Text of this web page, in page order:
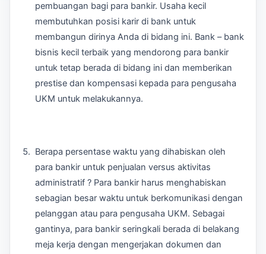
pembuangan bagi para bankir. Usaha kecil
membutuhkan posisi karir di bank untuk
membangun dirinya Anda di bidang ini. Bank – bank
bisnis kecil terbaik yang mendorong para bankir
untuk tetap berada di bidang ini dan memberikan
prestise dan kompensasi kepada para pengusaha
UKM untuk melakukannya.
Berapa persentase waktu yang dihabiskan oleh
para bankir untuk penjualan versus aktivitas
administratif ? Para bankir harus menghabiskan
sebagian besar waktu untuk berkomunikasi dengan
pelanggan atau para pengusaha UKM. Sebagai
gantinya, para bankir seringkali berada di belakang
meja kerja dengan mengerjakan dokumen dan